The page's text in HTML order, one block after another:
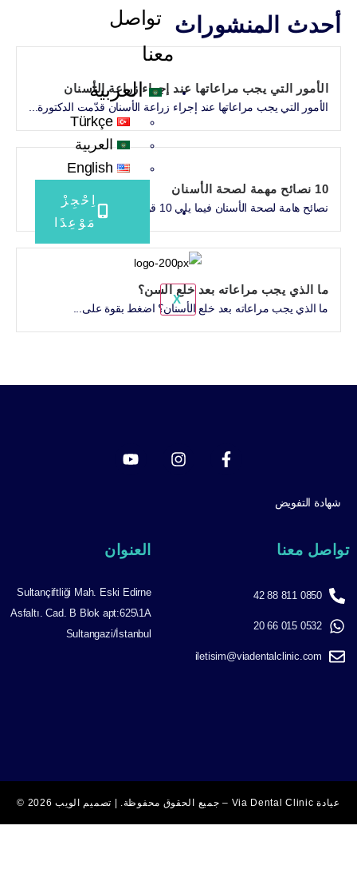
تواصل
معنا
العربية
Türkçe
العربية
English
اِحْجِزْ
مَوْعِدًا
X
المنشورات
الأمور التي يجب مراعاتها عند إجراء زراعة الأسنان
الأمور التي يجب مراعاتها عند إجراء زراعة الأسنان قدّمت الدكتورة...
نصائح هامة لصحة الأسنان فيما يلي 10 قواعد ذهبية لحصولك...
ما الذي يجب مراعاته بعد خلع السن؟
ما الذي يجب مراعاته بعد خلع الأسنان؟ اضغط بقوة على...
التفويض
معنا
0850 811 88 42
0532 015 66 20
iletisim@viadentalclinic.com
العنوان
Sultançiftliği Mah. Eski Edirne
Asfaltı. Cad. B Blok apt:625\1A
Sultangazi/İstanbul
عيادة Via Dental Clinic – جميع الحقوق محفوظة. | تصميم الويب ‎2026 ©